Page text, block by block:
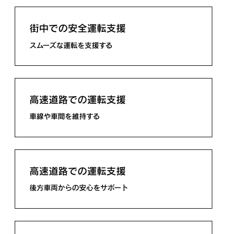
街中での安全運転支援
スムーズな運転を支援する
高速道路での運転支援
車線や車間を維持する
高速道路での運転支援
後方車両からの安心をサポート